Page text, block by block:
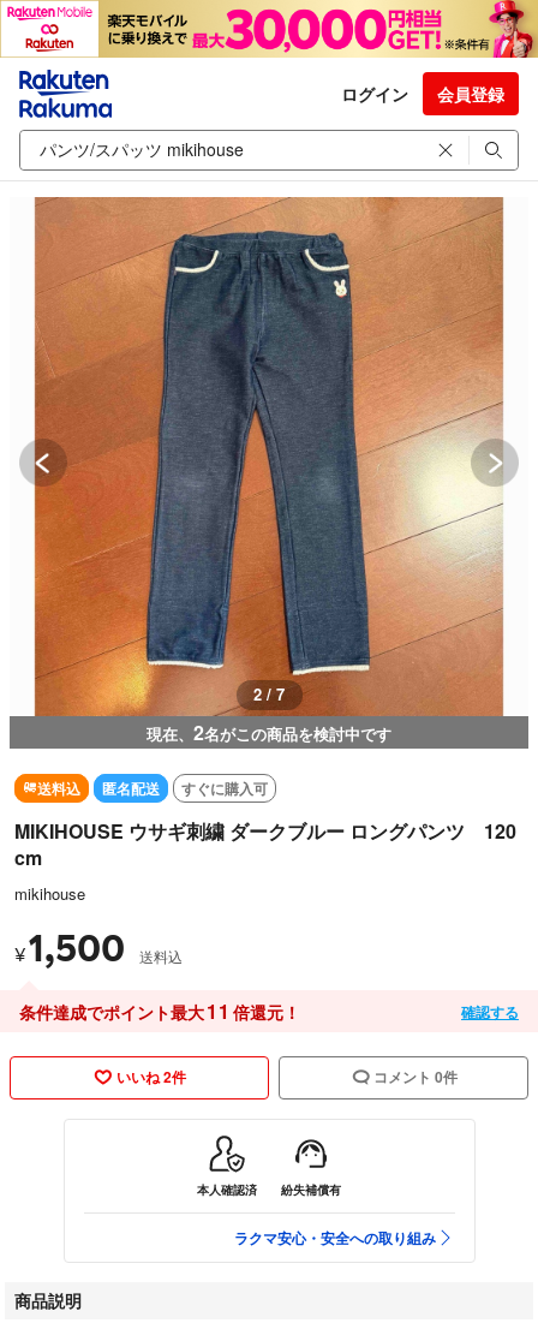
ログイン 会員登録
3 / 7
現在、 2名がこの商品を検討中です
送料込 匿名配送 すぐに購入可
MIKIHOUSE ウサギ刺繍 ダークブルー ロングパンツ 120
cm
mikihouse
¥1,500 送料込
条件達成でポイント最大11 倍還元！ 確認する
いいね 2件 コメント 0件
本人確認済 紛失補償有
ラクマ安心・安全への取り組み
商品説明